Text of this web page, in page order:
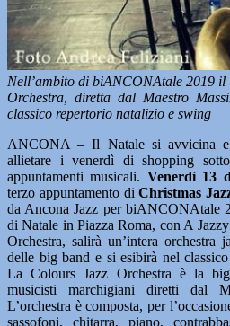
Nell’ambito di biANCONAtale 2019
Orchestra, diretta dal Maestro
classico repertorio natalizio e swing
ANCONA – Il Natale si avvicina e
allietare i venerdì di shopping sotto
appuntamenti musicali. Venerdì 13
terzo appuntamento di Christmas
da Ancona Jazz per biANCONAtale
di Natale in Piazza Roma, con A
Orchestra, salirà un’intera
delle big band e si esibirà nel
La Colours Jazz Orchestra è la
musicisti marchigiani diretti dal
L’orchestra è composta, per
sassofoni, chitarra, piano,